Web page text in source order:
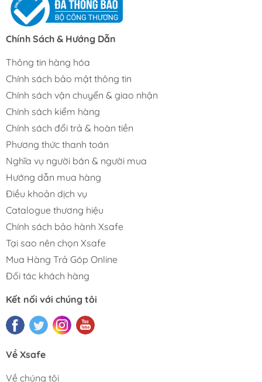
Chính Sách & Hướng Dẫn
Thông tin hàng hóa
Chính sách bảo mật thông tin
Chính sách vận chuyển & giao nhận
Chính sách kiểm hàng
Chính sách đổi trả & hoàn tiền
Phương thức thanh toán
Nghĩa vụ người bán & người mua
Hướng dẫn mua hàng
Điều khoản dịch vụ
Catalogue thương hiệu
Chính sách bảo hành Xsafe
Tại sao nên chọn Xsafe
Mua Hàng Trả Góp Online
Đối tác khách hàng
Kết nối với chúng tôi
Về Xsafe
Về chúng tôi